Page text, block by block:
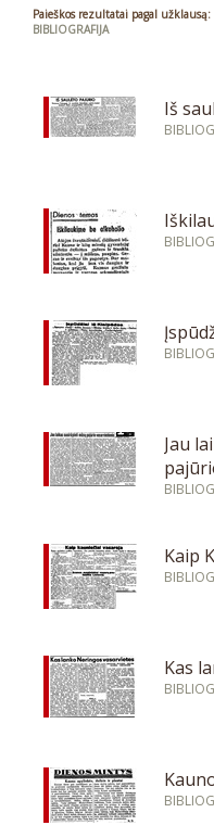
Paieškos rezultatai pagal užklausą:
BIBLIOGRAFIJA
Iš
Jau
Kaip
Kas